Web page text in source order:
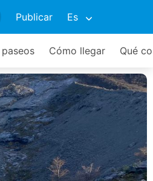
Publicar Es
Cómo llegar Qué